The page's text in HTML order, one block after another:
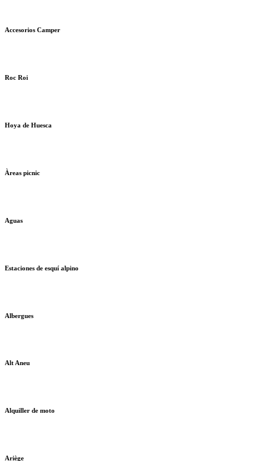
Accesorios Camper
Roc Roi
Hoya de Huesca
Àreas picnic
Aguas
Estaciones de esquí alpino
Albergues
Alt Aneu
Alquiller de moto
Ariège